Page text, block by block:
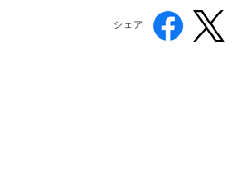
シェア